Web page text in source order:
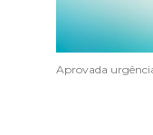
Aprovada